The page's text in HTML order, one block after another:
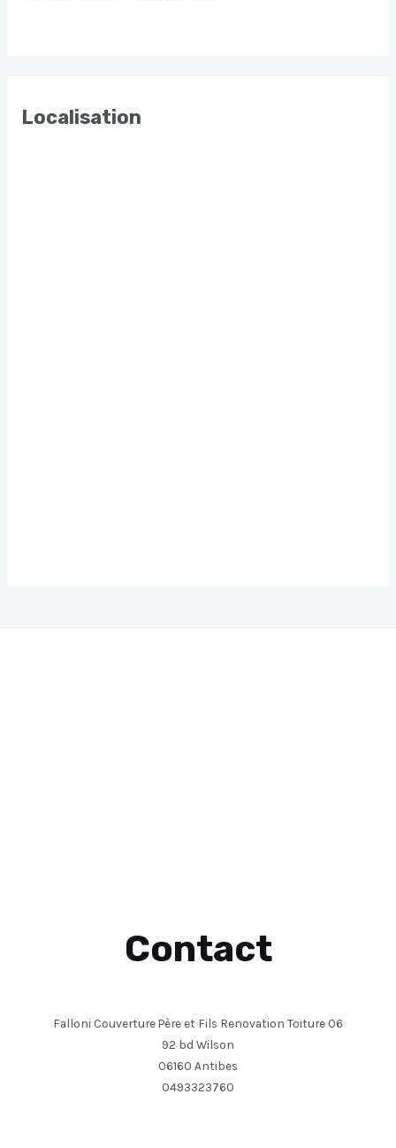
Localisation
Contact
Falloni Couverture Père et Fils Renovation Toiture 06
92 bd Wilson
06160 Antibes
0493323760